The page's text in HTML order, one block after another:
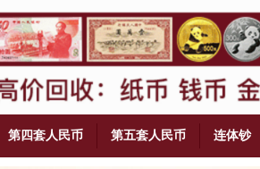
第四套人民币 第五套人民币 连体钞